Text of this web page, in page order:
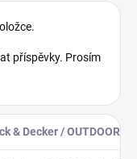
příspěvky. Prosím
& Decker / OUTDOOR